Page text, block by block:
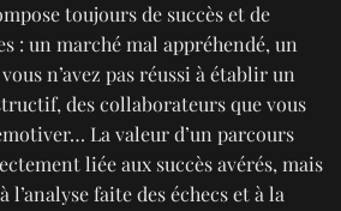
toujours de succès et de
: un marché mal appréhendé, un
n’avez pas réussi à établir un
des collaborateurs que vous
La valeur d’un parcours
liée aux succès avérés, mais
l’analyse faite des échecs et à la